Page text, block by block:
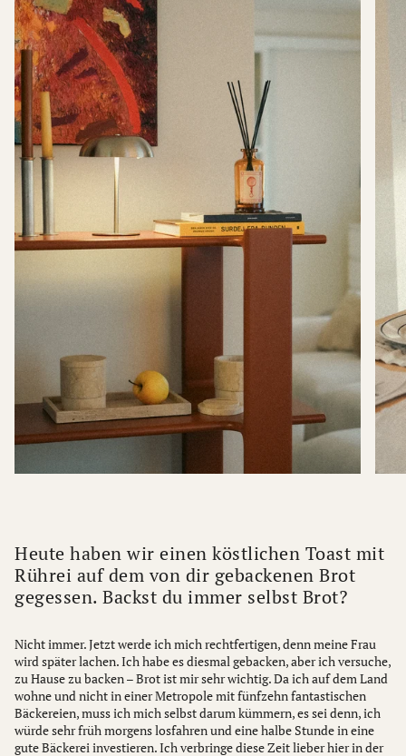
Heute haben wir einen köstlichen Toast mit
Rührei auf dem von dir gebackenen Brot
gegessen. Backst du immer selbst Brot?
Nicht immer. Jetzt werde ich mich rechtfertigen, denn meine Frau
wird später lachen. Ich habe es diesmal gebacken, aber ich versuche,
zu Hause zu backen – Brot ist mir sehr wichtig. Da ich auf dem Land
wohne und nicht in einer Metropole mit fünfzehn fantastischen
Bäckereien, muss ich mich selbst darum kümmern, es sei denn, ich
würde sehr früh morgens losfahren und eine halbe Stunde in eine
gute Bäckerei investieren. Ich verbringe diese Zeit lieber hier in der